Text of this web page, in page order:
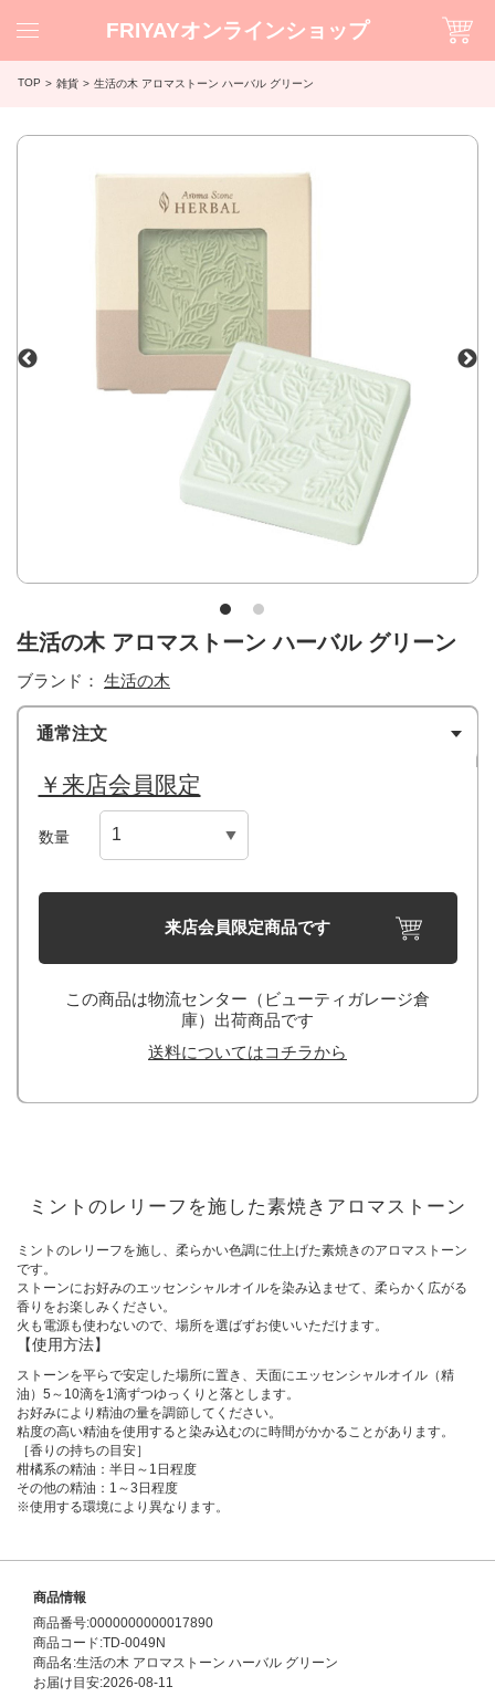
FRIYAYオンラインショップ
TOP 雑貨 生活の木 アロマストーン ハーバル グリーン
生活の木 アロマストーン ハーバル グリーン
ブランド： 生活の木
通常注文
￥来店会員限定
数量
来店会員限定商品です
この商品は物流センター（ビューティガレージ倉
庫）出荷商品です
送料についてはコチラから
ミントのレリーフを施した素焼きアロマストーン
ミントのレリーフを施し、柔らかい色調に仕上げた素焼きのアロマストーン
です。
ストーンにお好みのエッセンシャルオイルを染み込ませて、柔らかく広がる
香りをお楽しみください。
火も電源も使わないので、場所を選ばずお使いいただけます。
【使用方法】
ストーンを平らで安定した場所に置き、天面にエッセンシャルオイル（精
油）5～10滴を1滴ずつゆっくりと落とします。
お好みにより精油の量を調節してください。
粘度の高い精油を使用すると染み込むのに時間がかかることがあります。
［香りの持ちの目安］
柑橘系の精油：半日～1日程度
その他の精油：1～3日程度
※使用する環境により異なります。
商品情報
商品番号:0000000000017890
商品コード:TD-0049N
商品名:生活の木 アロマストーン ハーバル グリーン
お届け目安:2026-08-11